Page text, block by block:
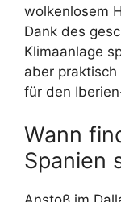
wolkenlosem
Dank des
Klimaanlage
aber praktisch
für den
Wann
Spanien